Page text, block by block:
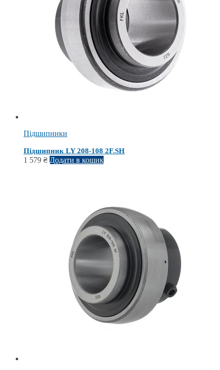
Підшипники
Підшипник LY 208-108 2F.SH
1 579 ₴ Додати в кошик